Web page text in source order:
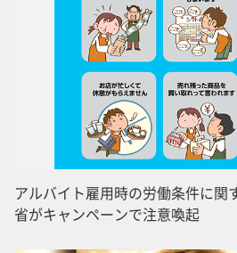
アルバイト雇用時の労働条件に
省がキャンペーンで注意喚起